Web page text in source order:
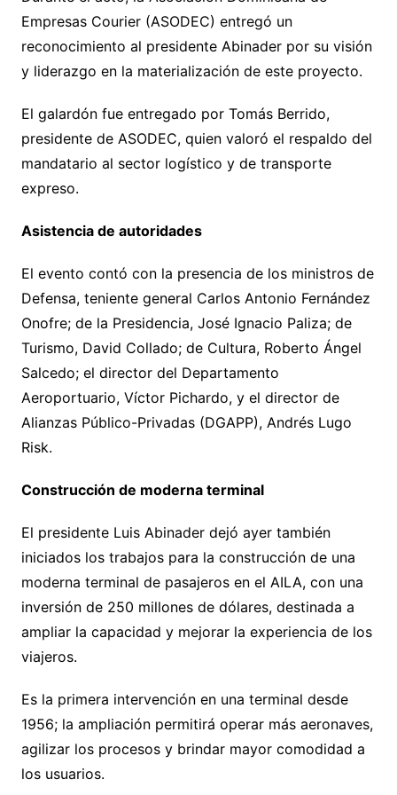
Empresas Courier (ASODEC) entregó un
reconocimiento al presidente Abinader por su visión
y liderazgo en la materialización de este proyecto.
El galardón fue entregado por Tomás Berrido,
presidente de ASODEC, quien valoró el respaldo del
mandatario al sector logístico y de transporte
expreso.
Asistencia de autoridades
El evento contó con la presencia de los ministros de
Defensa, teniente general Carlos Antonio Fernández
Onofre; de la Presidencia, José Ignacio Paliza; de
Turismo, David Collado; de Cultura, Roberto Ángel
Salcedo; el director del Departamento
Aeroportuario, Víctor Pichardo, y el director de
Alianzas Público-Privadas (DGAPP), Andrés Lugo
Risk.
Construcción de moderna terminal
El presidente Luis Abinader dejó ayer también
iniciados los trabajos para la construcción de una
moderna terminal de pasajeros en el AILA, con una
inversión de 250 millones de dólares, destinada a
ampliar la capacidad y mejorar la experiencia de los
viajeros.
Es la primera intervención en una terminal desde
1956; la ampliación permitirá operar más aeronaves,
agilizar los procesos y brindar mayor comodidad a
los usuarios.